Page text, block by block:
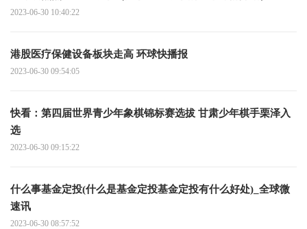
2023-06-30 10:40:22
港股医疗保健设备板块走高 环球快播报
2023-06-30 09:54:05
快看：第四届世界青少年象棋锦标赛选拔 甘肃少年棋手栗泽入
选
2023-06-30 09:15:22
什么事基金定投(什么是基金定投基金定投有什么好处)_全球微
速讯
2023-06-30 08:57:52